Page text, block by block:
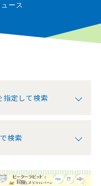
ース
指定して検索
検索